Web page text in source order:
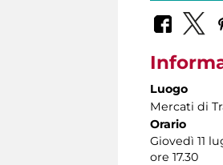
Luogo
Mercati di
Orario
Giovedì 11
ore 17.30